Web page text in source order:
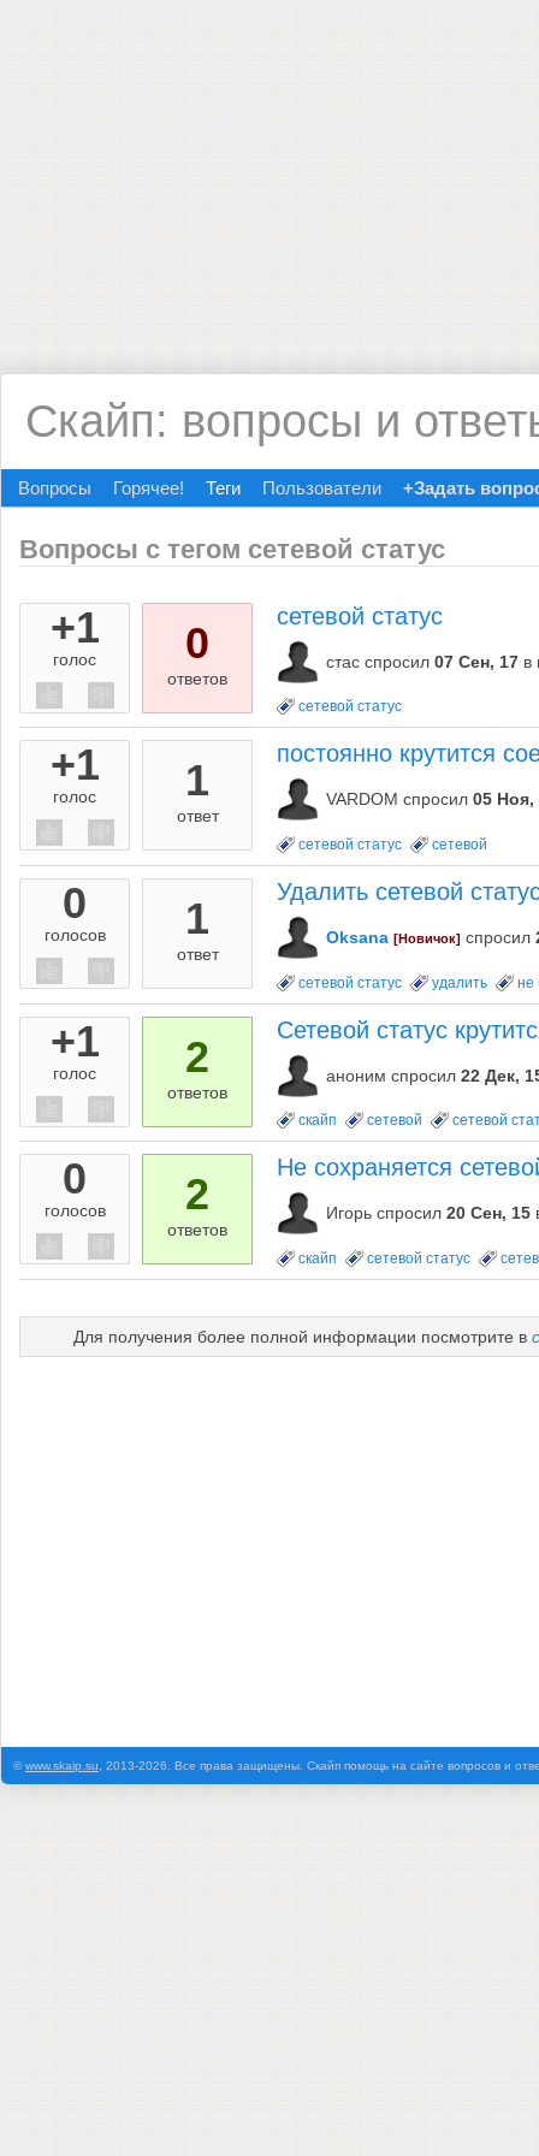
Скайп: вопросы и
Вопросы Горячее! Теги Пользователи +Задать
Вопросы с тегом сетевой статус
+1
голос 0
ответов
сетевой статус
стас спросил 07 Сен, 17 в
сетевой статус
+1
голос 1
ответ
постоянно крутится
VARDOM спросил 05 Ноя,
сетевой статус сетевой
0
голосов 1
ответ
Удалить сетевой
Oksana [Новичок] спросил
сетевой статус удалить не
+1
голос 2
ответов
Сетевой статус
аноним спросил 22 Дек,
скайп сетевой сетевой
0
голосов 2
ответов
Не сохраняется
Игорь спросил 20 Сен, 15
скайп сетевой статус
Для получения более полной информации посмотрите в
©www.skaip.su, 2013-2026. Все права защищены. Скайп помощь на сайте вопросов и